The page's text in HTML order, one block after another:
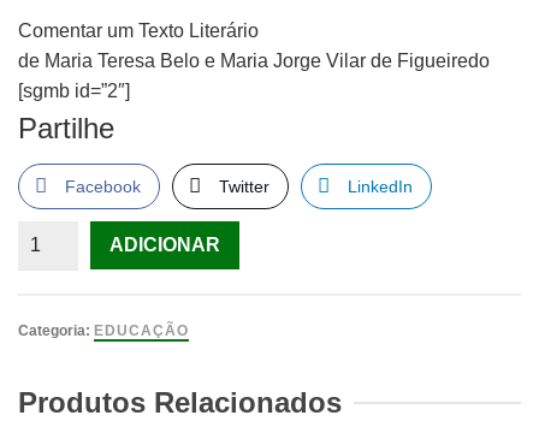
Comentar um Texto Literário
de Maria Teresa Belo e Maria Jorge Vilar de Figueiredo
[sgmb id=”2″]
Partilhe
Facebook Twitter LinkedIn
Quantidade
um
de
ADICIONAR
Categoria: EDUCAÇÃO
Produtos Relacionados